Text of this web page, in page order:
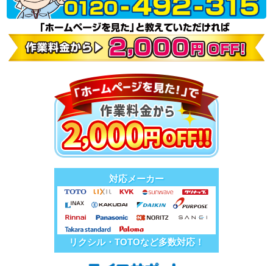
対応メーカー
リクシル・TOTOなど多数対応！